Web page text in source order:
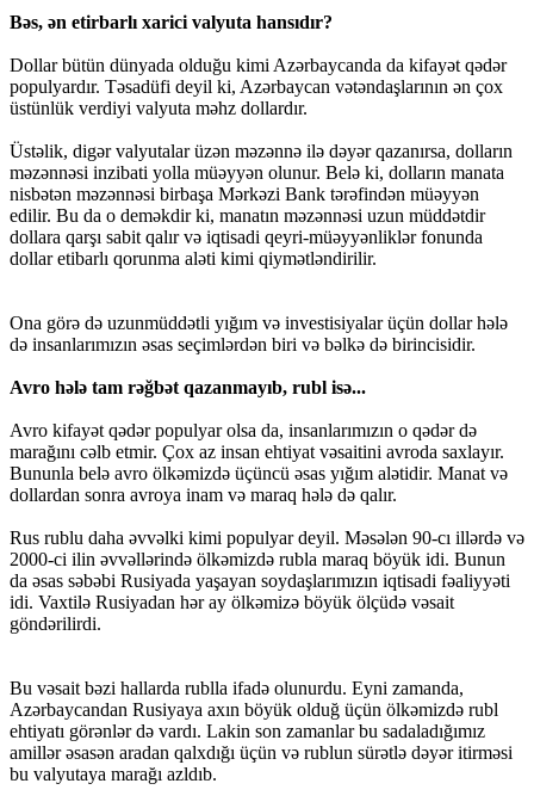
Bəs, ən etirbarlı xarici valyuta hansıdır?
Dollar bütün dünyada olduğu kimi Azərbaycanda da kifayət qədər
populyardır. Təsadüfi deyil ki, Azərbaycan vətəndaşlarının ən çox
üstünlük verdiyi valyuta məhz dollardır.
Üstəlik, digər valyutalar üzən məzənnə ilə dəyər qazanırsa, dolların
məzənnəsi inzibati yolla müəyyən olunur. Belə ki, dolların manata
nisbətən məzənnəsi birbaşa Mərkəzi Bank tərəfindən müəyyən
edilir. Bu da o deməkdir ki, manatın məzənnəsi uzun müddətdir
dollara qarşı sabit qalır və iqtisadi qeyri-müəyyənliklər fonunda
dollar etibarlı qorunma aləti kimi qiymətləndirilir.
Ona görə də uzunmüddətli yığım və investisiyalar üçün dollar hələ
də insanlarımızın əsas seçimlərdən biri və bəlkə də birincisidir.
Avro hələ tam rəğbət qazanmayıb, rubl isə...
Avro kifayət qədər populyar olsa da, insanlarımızın o qədər də
marağını cəlb etmir. Çox az insan ehtiyat vəsaitini avroda saxlayır.
Bununla belə avro ölkəmizdə üçüncü əsas yığım alətidir. Manat və
dollardan sonra avroya inam və maraq hələ də qalır.
Rus rublu daha əvvəlki kimi populyar deyil. Məsələn 90-cı illərdə və
2000-ci ilin əvvəllərində ölkəmizdə rubla maraq böyük idi. Bunun
da əsas səbəbi Rusiyada yaşayan soydaşlarımızın iqtisadi fəaliyyəti
idi. Vaxtilə Rusiyadan hər ay ölkəmizə böyük ölçüdə vəsait
göndərilirdi.
Bu vəsait bəzi hallarda rublla ifadə olunurdu. Eyni zamanda,
Azərbaycandan Rusiyaya axın böyük olduğ üçün ölkəmizdə rubl
ehtiyatı görənlər də vardı. Lakin son zamanlar bu sadaladığımız
amillər əsasən aradan qalxdığı üçün və rublun sürətlə dəyər itirməsi
bu valyutaya marağı azldıb.